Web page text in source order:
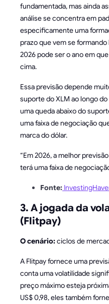
fundamentada, mas ainda
análise se concentra em
especificamente uma
prazo que vem se
2026 pode ser o ano em
cima.
Essa previsão depende
suporte do XLM ao longo
uma queda abaixo do
uma faixa de negociação
marca do dólar.
“Em 2026, a melhor
terá uma faixa de
Fonte:
3. A jogada da
(Flitpay)
O cenário:ciclos de
A Flitpay fornece uma
conta uma volatilidade
preço máximo esteja
US$ 0,98, eles também